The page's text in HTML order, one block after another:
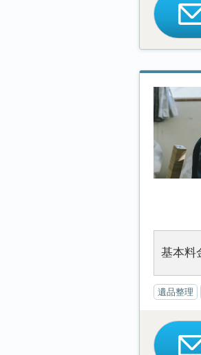
基本料
遺品整理